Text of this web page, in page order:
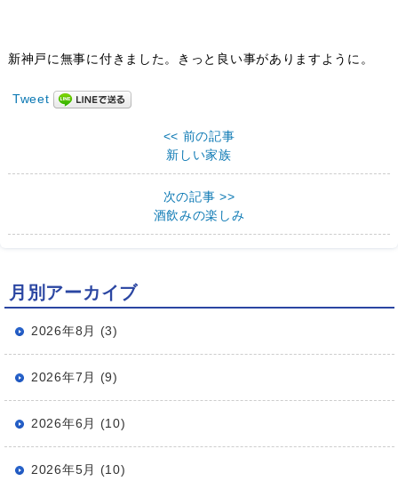
新神戸に無事に付きました。きっと良い事がありますように。
Tweet
<< 前の記事
新しい家族
次の記事 >>
酒飲みの楽しみ
月別アーカイブ
2026年8月 (3)
2026年7月 (9)
2026年6月 (10)
2026年5月 (10)